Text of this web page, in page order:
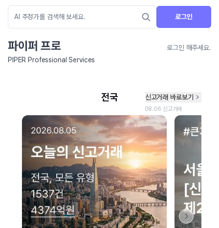
로그인
파이퍼 프로
로그인 해주세요.
PIPER Professional Services
네이버 지도 연결 안내
현재 네이버 지도 연결이 원활하지 않아 지도를 불러올 수 없습니다.
이용에 불편을 드려 죄송합니다.